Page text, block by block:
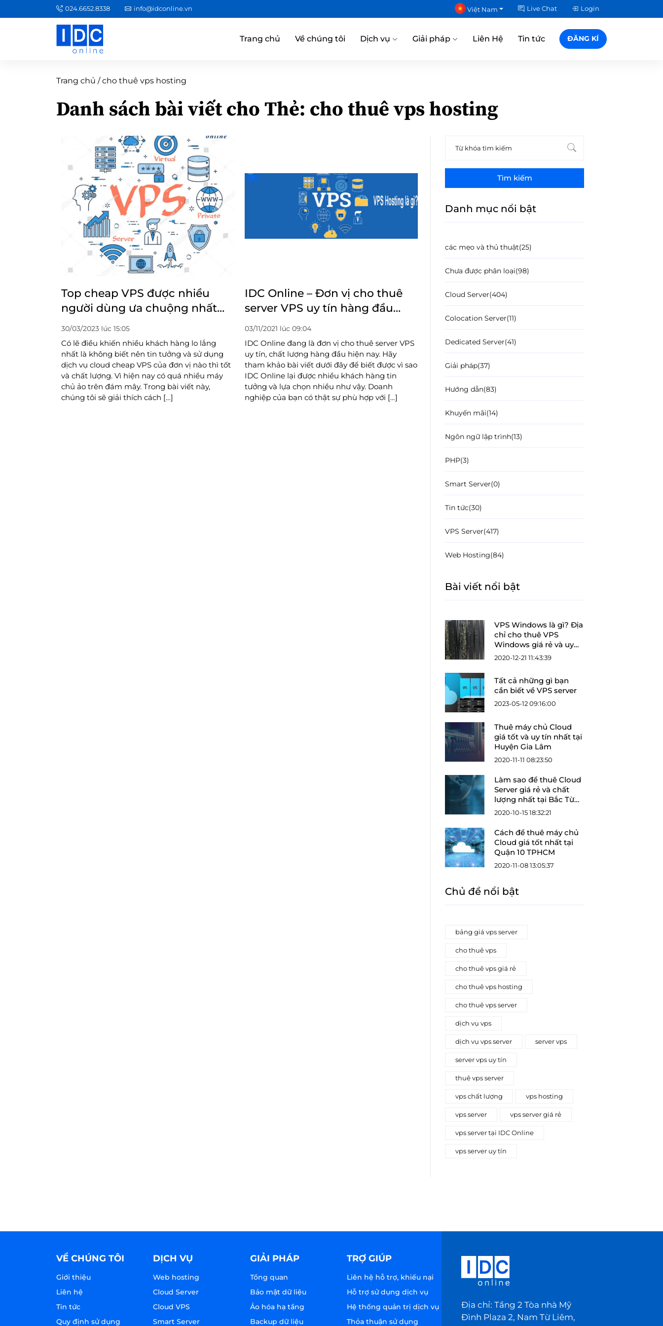
024.6652.8338 info@idconline.vn Việt Nam Live Chat Login
Trang chủ Về chúng tôi Dịch vụ Giải pháp Liên Hệ Tin tức ĐĂNG KÍ
Trang chủ /cho thuê vps hosting
Danh sách bài viết cho Thẻ: cho thuê vps hosting
Top cheap VPS được nhiều
người dùng ưa chuộng nhất
hiện nay
30/03/2023 lúc 15:05
Có lẽ điều khiến nhiều khách hàng lo lắng
nhất là không biết nên tin tưởng và sử dụng
dịch vụ cloud cheap VPS của đơn vị nào thì tốt
và chất lượng. Vì hiện nay có quá nhiều máy
chủ ảo trên đám mây. Trong bài viết này,
chúng tôi sẽ giải thích cách […]
IDC Online – Đơn vị cho thuê
server VPS uy tín hàng đầu
hiện nay
03/11/2021 lúc 09:04
IDC Online đang là đơn vị cho thuê server VPS
uy tín, chất lượng hàng đầu hiện nay. Hãy
tham khảo bài viết dưới đây để biết được vì sao
IDC Online lại được nhiều khách hàng tin
tưởng và lựa chọn nhiều như vậy. Doanh
nghiệp của bạn có thật sự phù hợp với […]
Tìm kiếm
Danh mục nổi bật
các mẹo và thủ thuật(25)
Chưa được phân loại(98)
Cloud Server(404)
Colocation Server(11)
Dedicated Server(41)
Giải pháp(37)
Hướng dẫn(83)
Khuyến mãi(14)
Ngôn ngữ lập trình(13)
PHP(3)
Smart Server(0)
Tin tức(30)
VPS Server(417)
Web Hosting(84)
Bài viết nổi bật
VPS Windows là gì? Địa
chỉ cho thuê VPS
Windows giá rẻ và uy
tín
2020-12-21 11:43:39
Tất cả những gì bạn
cần biết về VPS server
2023-05-12 09:16:00
Thuê máy chủ Cloud
giá tốt và uy tín nhất tại
Huyện Gia Lâm
2020-11-11 08:23:50
Làm sao để thuê Cloud
Server giá rẻ và chất
lượng nhất tại Bắc Từ
Liêm?
2020-10-15 18:32:21
Cách để thuê máy chủ
Cloud giá tốt nhất tại
Quận 10 TPHCM
2020-11-08 13:05:37
Chủ đề nổi bật
bảng giá vps server
cho thuê vps
cho thuê vps giá rẻ
cho thuê vps hosting
cho thuê vps server
dịch vụ vps
dịch vụ vps server server vps
server vps uy tín
thuê vps server
vps chất lượng vps hosting
vps server vps server giá rẻ
vps server tại IDC Online
vps server uy tín
VỀ CHÚNG TÔI
Giới thiệu
Liên hệ
Tin tức
Quy định sử dụng
DỊCH VỤ
Web hosting
Cloud Server
Cloud VPS
Smart Server
GIẢI PHÁP
Tổng quan
Bảo mật dữ liệu
Ảo hóa hạ tầng
Backup dữ liệu
TRỢ GIÚP
Liên hệ hỗ trợ, khiếu nại
Hỗ trợ sử dụng dịch vụ
Hệ thống quản trị dịch vụ
Thỏa thuận sử dụng
Địa chỉ: Tầng 2 Tòa nhà Mỹ
Đình Plaza 2, Nam Từ Liêm,